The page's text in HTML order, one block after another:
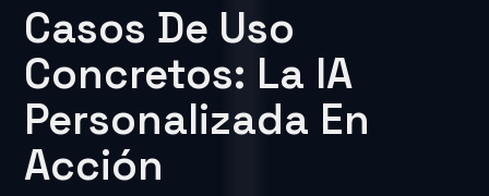
Casos De Uso
Concretos: La IA
Personalizada En
Acción